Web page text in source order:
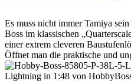
Es muss nicht immer Tamiya
Boss im klassischen
einer extrem cleveren
Öffnet man die praktische und